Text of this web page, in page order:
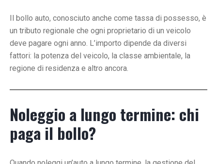
Il bollo auto, conosciuto anche come tassa di possesso, è
un tributo regionale che ogni proprietario di un veicolo
deve pagare ogni anno. L’importo dipende da diversi
fattori: la potenza del veicolo, la classe ambientale, la
regione di residenza e altro ancora.
Noleggio a lungo termine: chi
paga il bollo?